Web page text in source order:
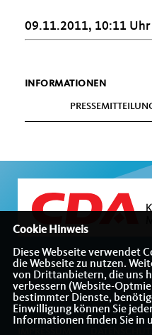
09.11.2011, 10:11 Uhr
INFORMATIONEN
Willkommen beim
Cookie Hinweis
Diese Webseite verwendet
die Webseite zu nutzen.
von Drittanbietern, die uns
verbessern (Website-
bestimmter Dienste,
Einwilligung können Sie
Informationen finden Sie in